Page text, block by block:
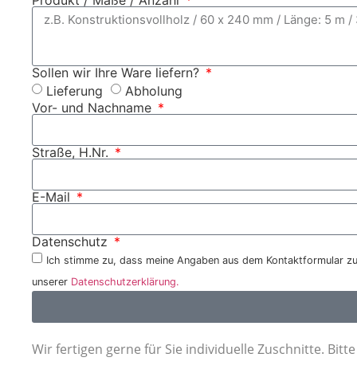
Sollen wir Ihre Ware liefern?
Lieferung
Abholung
Vor- und Nachname
Straße, H.Nr.
E-Mail
Datenschutz
Ich stimme zu, dass meine Angaben aus dem Kontaktformular
unserer Datenschutzerklärung.
Wir fertigen gerne für Sie individuelle Zuschnitte.